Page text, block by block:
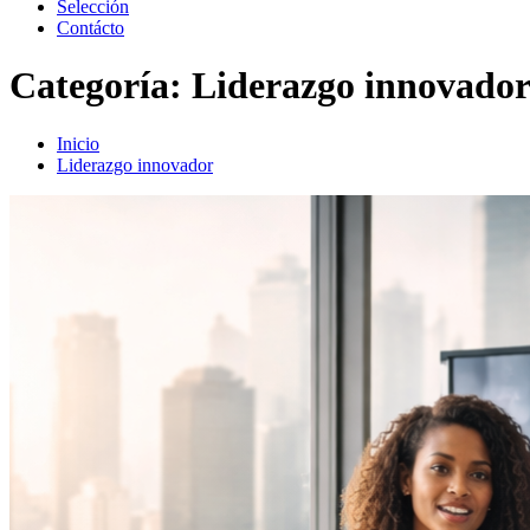
Selección
Contácto
Categoría: Liderazgo innovador
Inicio
Liderazgo innovador